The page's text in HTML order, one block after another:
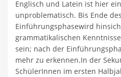
Englisch und Latein ist hier
unproblematisch. Bis Ende
Einführungsphasewird
grammatikalischen
sein; nach der
mehr zu erkennen.In der
SchülerInnen im ersten